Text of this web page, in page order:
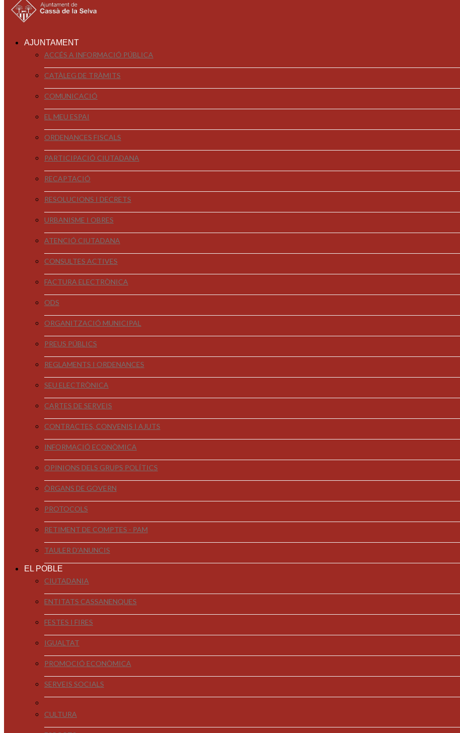
AJUNTAMENT
ACCÉS A INFORMACIÓ PÚBLICA
CATÀLEG DE TRÀMITS
COMUNICACIÓ
EL MEU ESPAI
ORDENANCES FISCALS
PARTICIPACIÓ CIUTADANA
RECAPTACIÓ
RESOLUCIONS I DECRETS
URBANISME I OBRES
ATENCIÓ CIUTADANA
CONSULTES ACTIVES
FACTURA ELECTRÒNICA
ODS
ORGANITZACIÓ MUNICIPAL
PREUS PÚBLICS
REGLAMENTS I ORDENANCES
SEU ELECTRÒNICA
CARTES DE SERVEIS
CONTRACTES, CONVENIS I AJUTS
INFORMACIÓ ECONÒMICA
OPINIONS DELS GRUPS POLÍTICS
ÒRGANS DE GOVERN
PROTOCOLS
RETIMENT DE COMPTES - PAM
TAULER D'ANUNCIS
EL POBLE
CIUTADANIA
ENTITATS CASSANENQUES
FESTES I FIRES
IGUALTAT
PROMOCIÓ ECONÒMICA
SERVEIS SOCIALS
CULTURA